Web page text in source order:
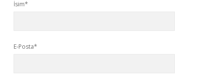
İsim*
E-Posta*